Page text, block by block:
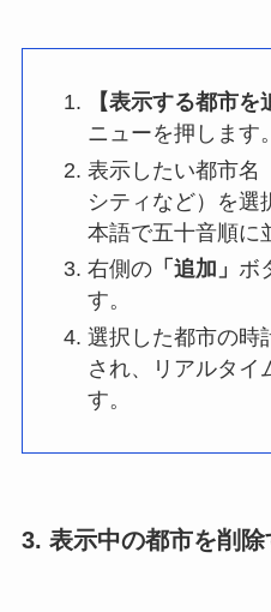
【表示する都市を
ニューを押します。
表示したい都市名
シティなど）を選
本語で五十音順に
右側の「追加」 ボ
す。
選択した都市の時
され、リアルタイ
す。
3. 表示中の都市を削除